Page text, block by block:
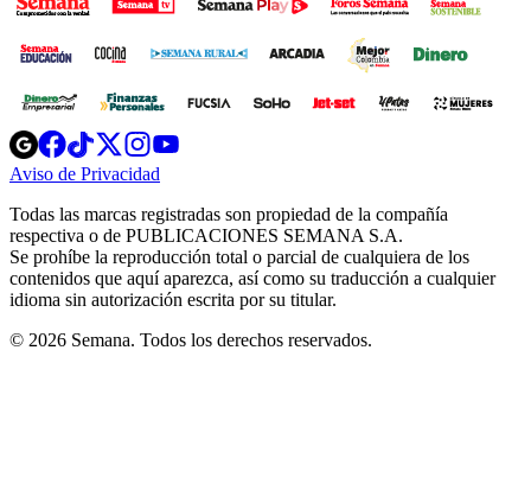
Opens
in
new
Opens
in
new
Opens
in
new
window
Opens
new
windowwindow
Aviso de Privacidad
new
window
Todas las marcas registradas son propiedad de la compañía
respectiva o de PUBLICACIONES SEMANA S.A.
Se prohíbe la reproducción total o parcial de cualquiera de los
contenidos que aquí aparezca, así como su traducción a cualquier
idioma sin autorización escrita por su titular.
© 2026 Semana. Todos los derechos reservados.